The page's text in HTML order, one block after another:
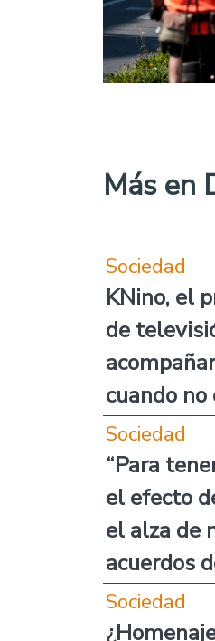
Más en
Sociedad
KNino, el
de
cuando no
Sociedad
“Para
el efecto
el alza de
acuerdos
Sociedad